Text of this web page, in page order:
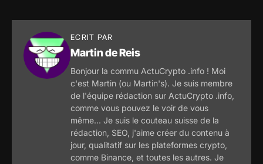
ECRIT PAR
Martin de Reis
Bonjour la commu ActuCrypto .info ! Moi
c'est Martin (ou Martin's). Je suis membre
de l'équipe rédaction sur ActuCrypto .info,
comme vous pouvez le voir de vous
même... Je suis le couteau suisse de la
rédaction, SEO, j'aime créer du contenu à
jour, qualitatif sur les plateformes crypto,
comme Binance, et toutes les autres. Je